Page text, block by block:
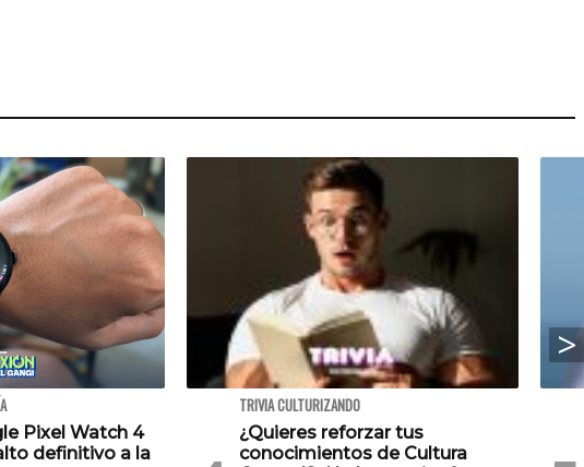
Pixel Watch 4
definitivo a la
TRIVIA CULTURIZANDO
¿Quieres reforzar tus
conocimientos de Cultura